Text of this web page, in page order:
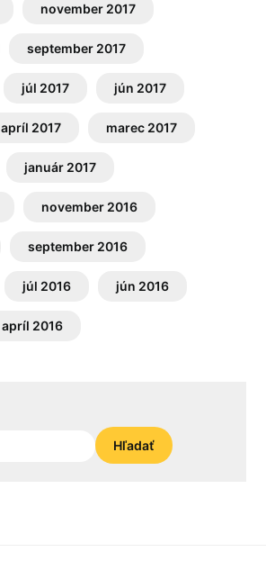
november 2017
september 2017
júl 2017 jún 2017
apríl 2017 marec 2017
január 2017
november 2016
september 2016
júl 2016 jún 2016
apríl 2016
Hľadať